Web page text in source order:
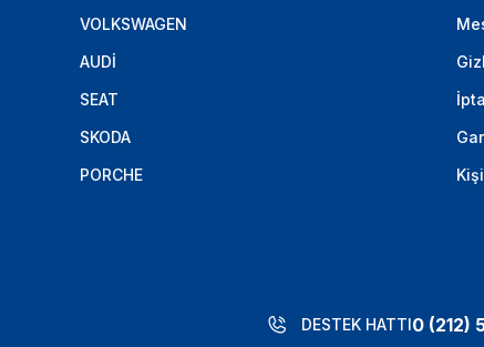
VOLKSWAGEN
AUDİ
SEAT
SKODA
PORCHE
DESTEK HATTI0 (212)